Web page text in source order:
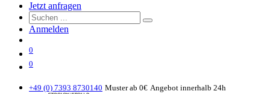
Jetzt anfragen
Anmelden
0
0
+49 (0) 7393 8730140 Muster ab 0€ Angebot innerhalb 24h